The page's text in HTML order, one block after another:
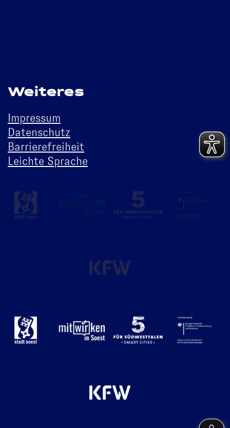
Weiteres
Impressum
Datenschutz
Barrierefreiheit
Leichte Sprache